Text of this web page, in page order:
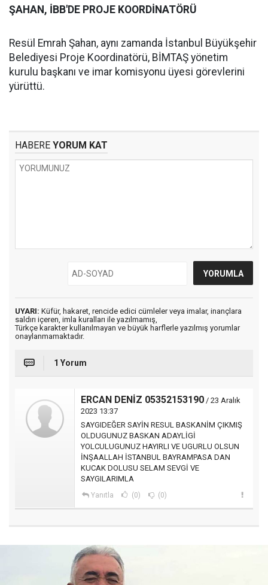
ŞAHAN, İBB'DE PROJE KOORDİNATÖRÜ
Resül Emrah Şahan, aynı zamanda İstanbul Büyükşehir
Belediyesi Proje Koordinatörü, BİMTAŞ yönetim
kurulu başkanı ve imar komisyonu üyesi görevlerini
yürüttü.
HABERE YORUM KAT
UYARI: Küfür, hakaret, rencide edici cümleler veya imalar, inançlara
saldırı içeren, imla kuralları ile yazılmamış,
Türkçe karakter kullanılmayan ve büyük harflerle yazılmış yorumlar
onaylanmamaktadır.
1 Yorum
ERCAN DENİZ 05352153190 / 23 Aralık
2023 13:37
SAYGIDEĞER SAYİN RESUL BASKANİM ÇIKMIŞ
OLDUGUNUZ BASKAN ADAYLİGİ
YOLCULUGUNUZ HAYIRLI VE UGURLU OLSUN
İNŞAALLAH İSTANBUL BAYRAMPASA DAN
KUCAK DOLUSU SELAM SEVGİ VE
SAYGILARIMLA
Yanıtla (0) (0)